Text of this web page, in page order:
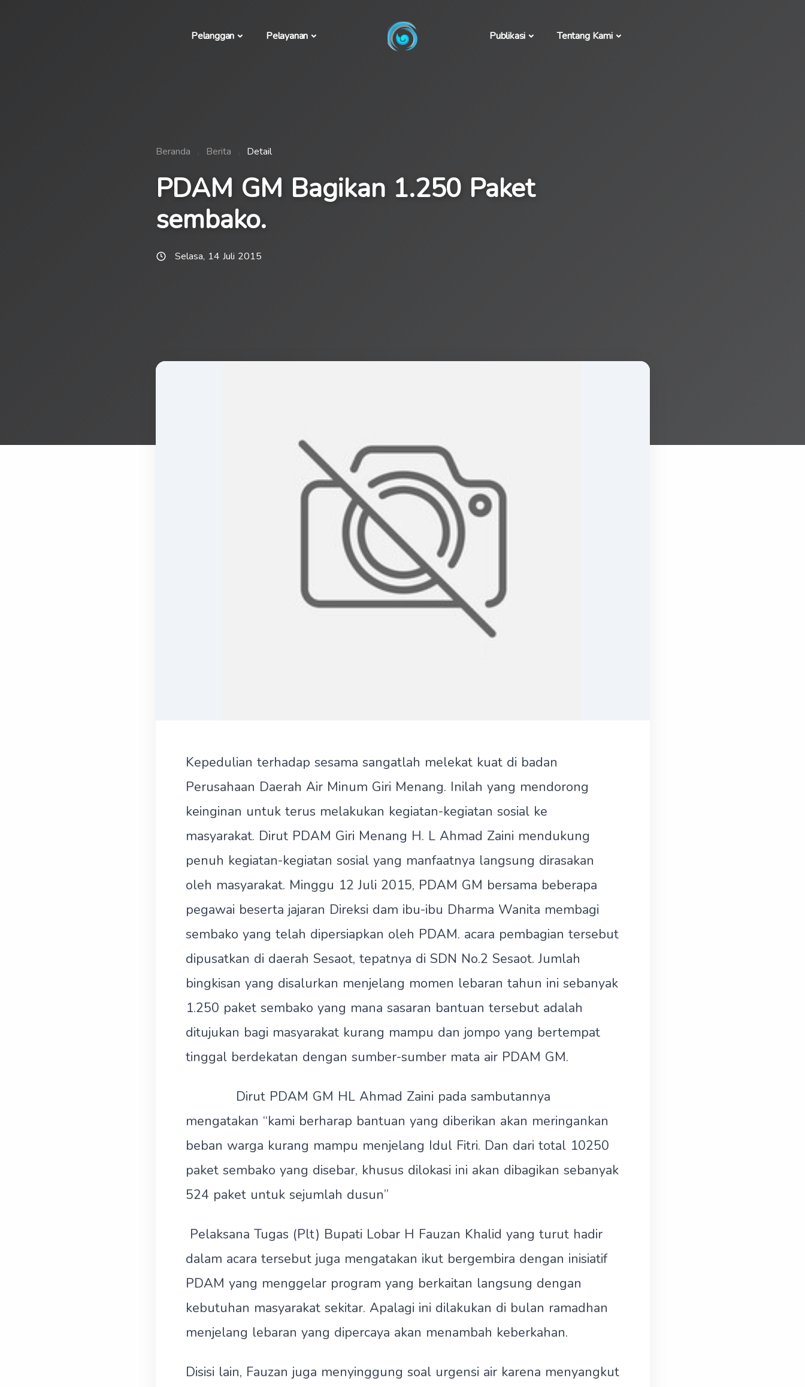
Pelanggan Pelayanan Publikasi Tentang Kami
Beranda Berita Detail
PDAM GM Bagikan 1.250 Paket
sembako.
Selasa, 14 Juli 2015
Kepedulian terhadap sesama sangatlah melekat kuat di badan
Perusahaan Daerah Air Minum Giri Menang. Inilah yang mendorong
keinginan untuk terus melakukan kegiatan-kegiatan sosial ke
masyarakat. Dirut PDAM Giri Menang H. L Ahmad Zaini mendukung
penuh kegiatan-kegiatan sosial yang manfaatnya langsung dirasakan
oleh masyarakat. Minggu 12 Juli 2015, PDAM GM bersama beberapa
pegawai beserta jajaran Direksi dam ibu-ibu Dharma Wanita membagi
sembako yang telah dipersiapkan oleh PDAM. acara pembagian tersebut
dipusatkan di daerah Sesaot, tepatnya di SDN No.2 Sesaot. Jumlah
bingkisan yang disalurkan menjelang momen lebaran tahun ini sebanyak
1.250 paket sembako yang mana sasaran bantuan tersebut adalah
ditujukan bagi masyarakat kurang mampu dan jompo yang bertempat
tinggal berdekatan dengan sumber-sumber mata air PDAM GM.
Dirut PDAM GM HL Ahmad Zaini pada sambutannya
mengatakan “kami berharap bantuan yang diberikan akan meringankan
beban warga kurang mampu menjelang Idul Fitri. Dan dari total 10250
paket sembako yang disebar, khusus dilokasi ini akan dibagikan sebanyak
524 paket untuk sejumlah dusun”
Pelaksana Tugas (Plt) Bupati Lobar H Fauzan Khalid yang turut hadir
dalam acara tersebut juga mengatakan ikut bergembira dengan inisiatif
PDAM yang menggelar program yang berkaitan langsung dengan
kebutuhan masyarakat sekitar. Apalagi ini dilakukan di bulan ramadhan
menjelang lebaran yang dipercaya akan menambah keberkahan.
Disisi lain, Fauzan juga menyinggung soal urgensi air karena menyangkut